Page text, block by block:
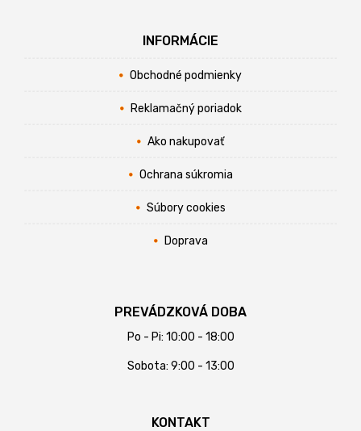
INFORMÁCIE
Obchodné podmienky
Reklamačný poriadok
Ako nakupovať
Ochrana súkromia
Súbory cookies
Doprava
PREVÁDZKOVÁ DOBA
Po - Pi: 10:00 - 18:00
Sobota: 9:00 - 13:00
KONTAKT